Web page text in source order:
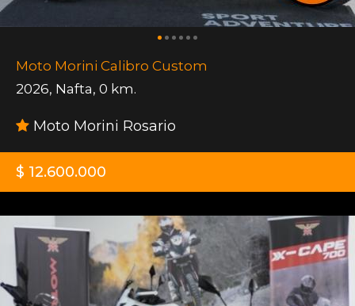
Moto Morini Calibro Custom
2026, Nafta, 0 km.
Moto Morini Rosario
$ 12.600.000